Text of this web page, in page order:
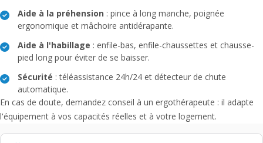
Aide à la préhension : pince à long manche, poignée
ergonomique et mâchoire antidérapante.
Aide à l'habillage : enfile-bas, enfile-chaussettes et chausse-
pied long pour éviter de se baisser.
Sécurité : téléassistance 24h/24 et détecteur de chute
automatique.
En cas de doute, demandez conseil à un ergothérapeute : il adapte
l'équipement à vos capacités réelles et à votre logement.